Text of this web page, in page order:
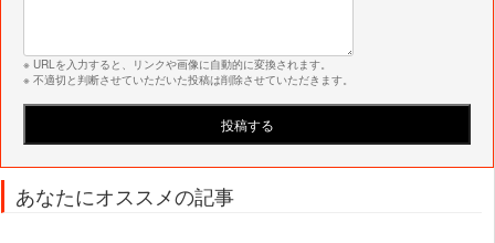
※ URLを入力すると、リンクや画像に自動的に変換されます。
※ 不適切と判断させていただいた投稿は削除させていただきます。
あなたにオススメの記事